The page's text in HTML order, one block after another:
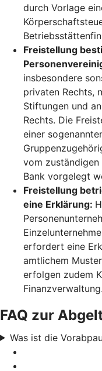
durch Vorlage
Freistellung
insbesondere
privaten Rechts,
Stiftungen und
Rechts. Die
einer
vom zuständigen
Bank vorgelegt
Freistellung
eine Erklärung:
erfordert eine
amtlichem
erfolgen zudem
Finanzverwaltung.
FAQ zur
Was ist die